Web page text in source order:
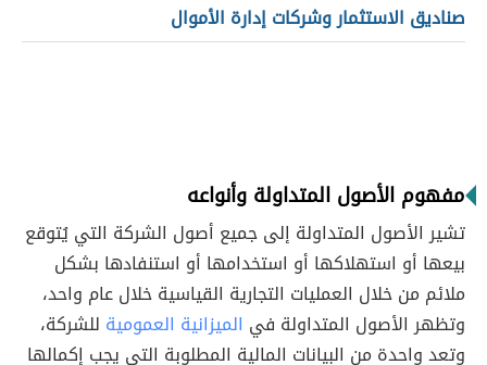
صناديق الاستثمار وشركات إدارة الأموال
مفهوم الأصول المتداولة وأنواعه
تشير الأصول المتداولة إلى جميع أصول الشركة التي يُتوقع
بيعها أو استهلاكها أو استخدامها أو استنفادها بشكل
ملائم من خلال العمليات التجارية القياسية خلال عام واحد،
وتظهر الأصول المتداولة في الميزانية العمومية للشركة،
وتعد واحدة من البيانات المالية المطلوبة التي يجب إكمالها